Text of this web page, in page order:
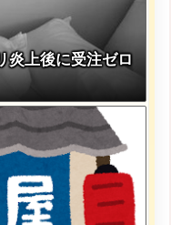
炎上後に受注ゼロ